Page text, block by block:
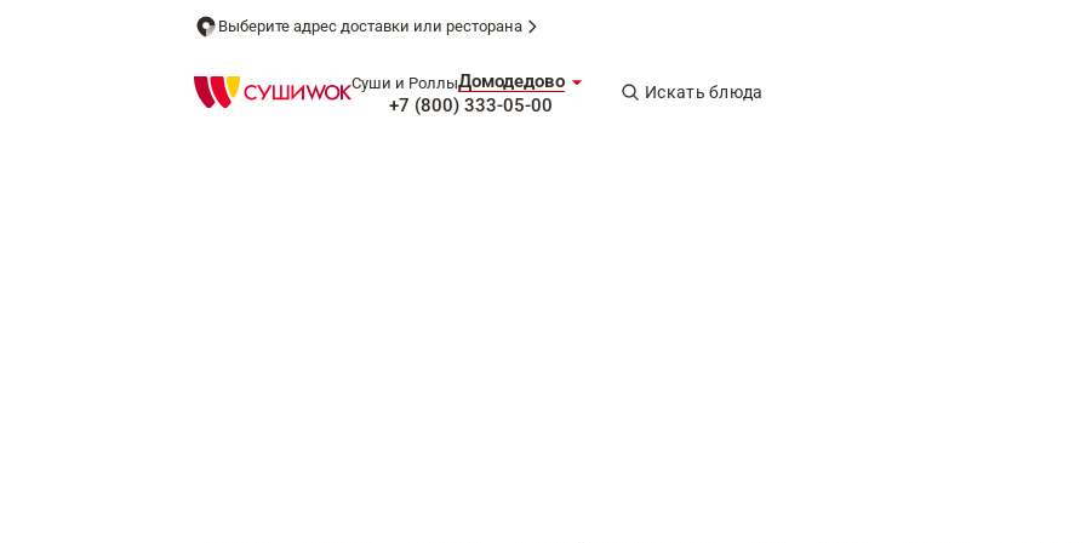
Выберите адрес доставки или ресторана
Суши и РоллыДомодедово
+7 (800) 333-05-00
Искать блюда